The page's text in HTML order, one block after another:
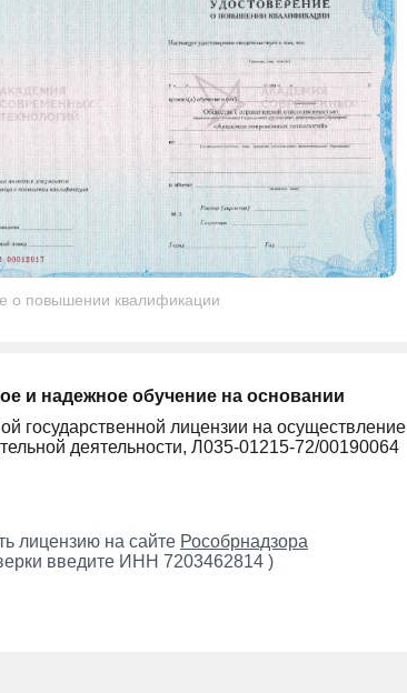
о повышении квалификации
и надежное обучение на основании
государственной лицензии на осуществление
деятельности, Л035-01215-72/00190064
лицензию на сайте Рособрнадзора
введите ИНН 7203462814 )